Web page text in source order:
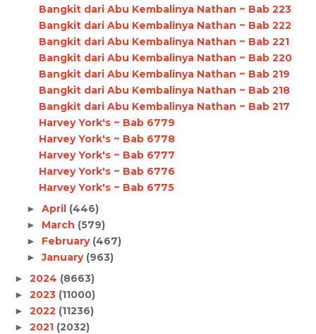
Bangkit dari Abu Kembalinya Nathan ~ Bab 223
Bangkit dari Abu Kembalinya Nathan ~ Bab 222
Bangkit dari Abu Kembalinya Nathan ~ Bab 221
Bangkit dari Abu Kembalinya Nathan ~ Bab 220
Bangkit dari Abu Kembalinya Nathan ~ Bab 219
Bangkit dari Abu Kembalinya Nathan ~ Bab 218
Bangkit dari Abu Kembalinya Nathan ~ Bab 217
Harvey York's ~ Bab 6779
Harvey York's ~ Bab 6778
Harvey York's ~ Bab 6777
Harvey York's ~ Bab 6776
Harvey York's ~ Bab 6775
► April (446)
► March (579)
► February (467)
►January (963)
► 2024 (8663)
► 2023 (11000)
► 2022 (11236)
► 2021 (2032)